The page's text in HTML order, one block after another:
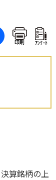
印刷 ｱﾝｹｰﾄ
算銘柄の上